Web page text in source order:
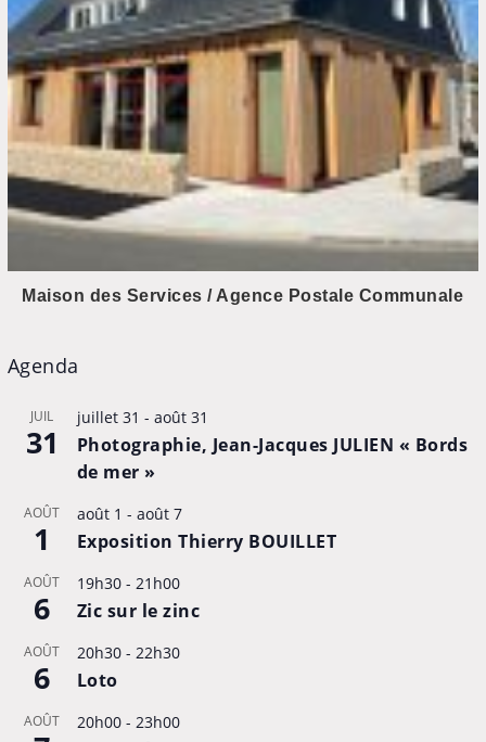
Maison des Services / Agence Postale Communale
Agenda
JUIL
31
juillet 31 - août 31
Photographie, Jean-Jacques JULIEN « Bords
de mer »
AOÛT
1
août 1 - août 7
Exposition Thierry BOUILLET
AOÛT
6
19h30- 21h00
Zic sur le zinc
AOÛT
6
20h30- 22h30
Loto
AOÛT 20h00- 23h00